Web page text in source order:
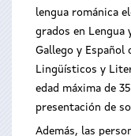
lengua románica
grados en Lengua
Gallego y Español
Lingüísticos y
edad máxima de
presentación de
Además, las